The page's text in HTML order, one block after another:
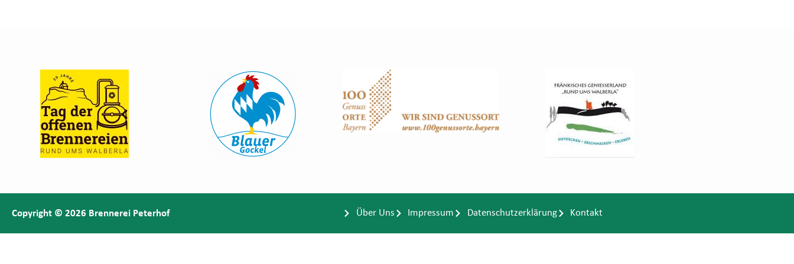
Copyright © 2026 Brennerei Peterhof Über Uns Impressum Datenschutzerklärung Kontakt